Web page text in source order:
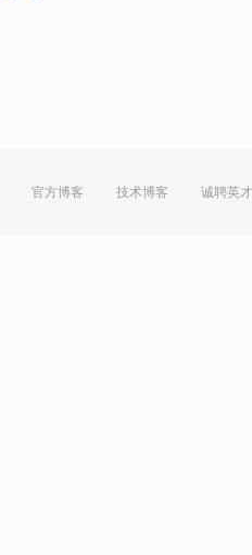
官方博客 技术博客 诚聘英才